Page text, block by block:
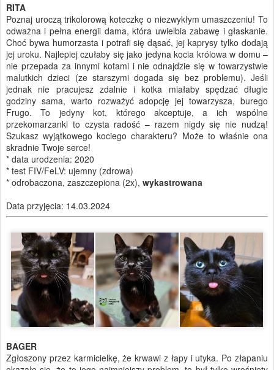
RITA
Poznaj uroczą trikolorową koteczkę o niezwykłym umaszczeniu! To
odważna i pełna energii dama, która uwielbia zabawę i głaskanie.
Choć bywa humorzasta i potrafi się dąsać, jej kaprysy tylko dodają
jej uroku. Najlepiej czułaby się jako jedyna kocia królowa w domu –
nie przepada za innymi kotami i nie odnajdzie się w towarzystwie
malutkich dzieci (ze starszymi dogada się bez problemu). Jeśli
jednak nie pracujesz zdalnie i kotka miałaby spędzać długie
godziny sama, warto rozważyć adopcję jej towarzysza, burego
Frugo. To jedyny kot, którego akceptuje, a ich wspólne
przekomarzanki to czysta radość – razem nigdy się nie nudzą!
Szukasz wyjątkowego kociego charakteru? Może to właśnie ona
skradnie Twoje serce!
* data urodzenia: 2020
* test FIV/FeLV: ujemny (zdrowa)
* odrobaczona, zaszczepiona (2x), wykastrowana
Data przyjęcia: 14.03.2024
BAGER
Zgłoszony przez karmicielkę, że krwawi z łapy i utyka. Po złapaniu